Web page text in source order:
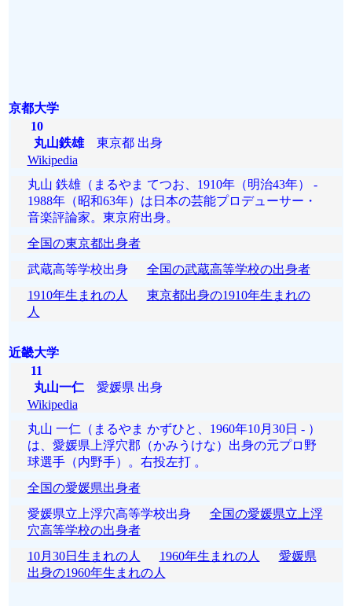
京都大学
10
丸山鉄雄東京都 出身
Wikipedia
丸山 鉄雄（まるやま てつお、1910年（明治43年） -
1988年（昭和63年）は日本の芸能プロデューサー・
音楽評論家。東京府出身。
全国の東京都出身者
武蔵高等学校出身 全国の武蔵高等学校の出身者
1910年生まれの人
東京都出身の1910年生まれの
人
近畿大学
11
丸山一仁愛媛県 出身
Wikipedia
丸山 一仁（まるやま かずひと、1960年10月30日 - ）
は、愛媛県上浮穴郡（かみうけな）出身の元プロ野
球選手（内野手）。右投左打 。
全国の愛媛県出身者
愛媛県立上浮穴高等学校出身 全国の愛媛県立上浮
穴高等学校の出身者
10月30日生まれの人
1960年生まれの人
愛媛県
出身の1960年生まれの人